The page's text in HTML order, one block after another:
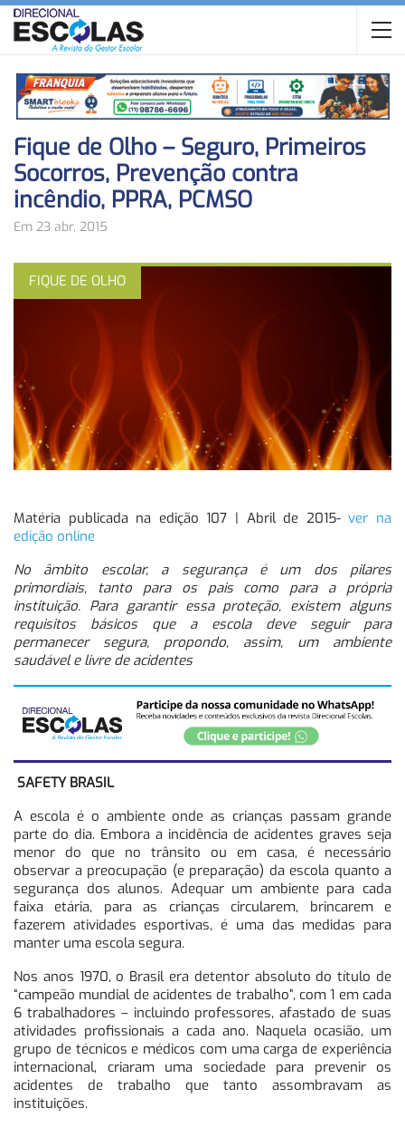
Fique de Olho – Seguro, Primeiros
Socorros, Prevenção contra
incêndio, PPRA, PCMSO
Em 23 abr, 2015
FIQUE DE OLHO
Matéria publicada na edição 107 | Abril de 2015-ver na
edição online
No âmbito escolar, a segurança é um dos pilares
primordiais, tanto para os pais como para a própria
instituição. Para garantir essa proteção, existem alguns
requisitos básicos que a escola deve seguir para
permanecer segura, propondo, assim, um ambiente
saudável e livre de acidentes
SAFETY BRASIL
A escola é o ambiente onde as crianças passam grande
parte do dia. Embora a incidência de acidentes graves seja
menor do que no trânsito ou em casa, é necessário
observar a preocupação (e preparação) da escola quanto a
segurança dos alunos. Adequar um ambiente para cada
faixa etária, para as crianças circularem, brincarem e
fazerem atividades esportivas, é uma das medidas para
manter uma escola segura.
Nos anos 1970, o Brasil era detentor absoluto do título de
“campeão mundial de acidentes de trabalho”, com 1 em cada
6 trabalhadores – incluindo professores, afastado de suas
atividades profissionais a cada ano. Naquela ocasião, um
grupo de técnicos e médicos com uma carga de experiência
internacional, criaram uma sociedade para prevenir os
acidentes de trabalho que tanto assombravam as
instituições.